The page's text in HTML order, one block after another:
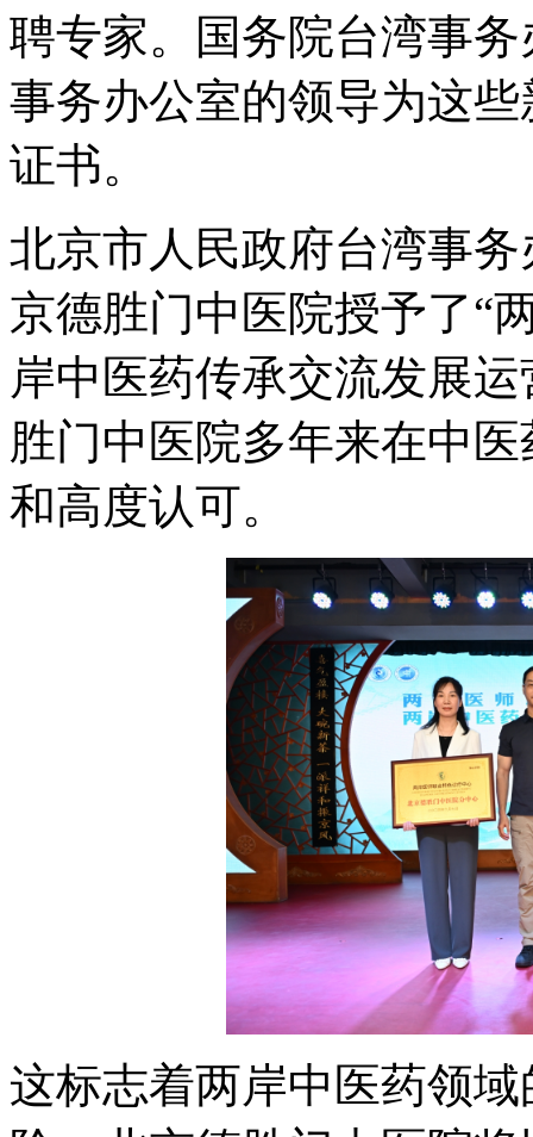
聘专家。国务院台湾事
事务办公室的领导为这
证书。
北京市人民政府台湾事
京德胜门中医院授予了“
岸中医药传承交流发展
胜门中医院多年来在中
和高度认可。
这标志着两岸中医药领